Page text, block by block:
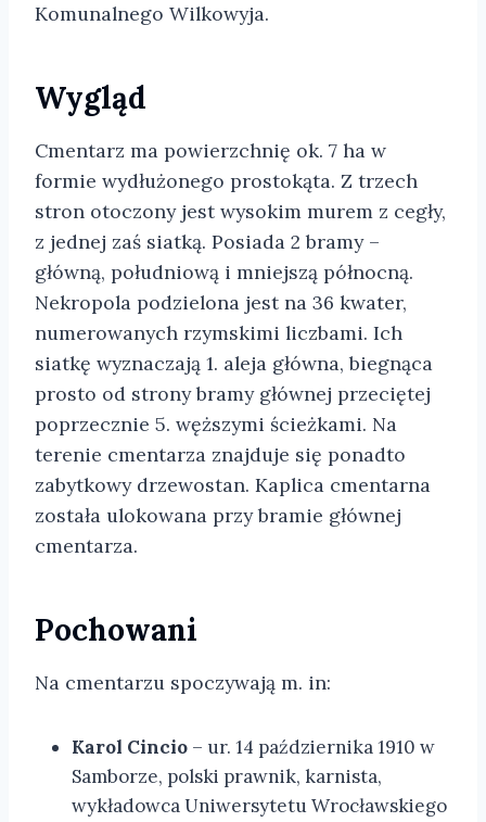
Komunalnego Wilkowyja.
Wygląd
Cmentarz ma powierzchnię ok. 7 ha w
formie wydłużonego prostokąta. Z trzech
stron otoczony jest wysokim murem z cegły,
z jednej zaś siatką. Posiada 2 bramy –
główną, południową i mniejszą północną.
Nekropola podzielona jest na 36 kwater,
numerowanych rzymskimi liczbami. Ich
siatkę wyznaczają 1. aleja główna, biegnąca
prosto od strony bramy głównej przeciętej
poprzecznie 5. węższymi ścieżkami. Na
terenie cmentarza znajduje się ponadto
zabytkowy drzewostan. Kaplica cmentarna
została ulokowana przy bramie głównej
cmentarza.
Pochowani
Na cmentarzu spoczywają m. in:
Karol Cincio – ur. 14 października 1910 w
Samborze, polski prawnik, karnista,
wykładowca Uniwersytetu Wrocławskiego